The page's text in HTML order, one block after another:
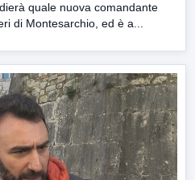
quale nuova comandante
di Montesarchio, ed è a...